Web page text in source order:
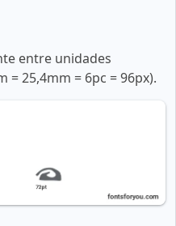
entre unidades
= 25,4mm = 6pc = 96px).